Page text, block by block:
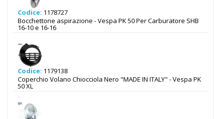
Codice: 1178727
Bocchettone aspirazione - Vespa PK 50 Per Carburatore SHB
16-10 e 16-16
Codice: 1179138
Coperchio Volano Chiocciola Nero "MADE IN ITALY" - Vespa PK
50 XL